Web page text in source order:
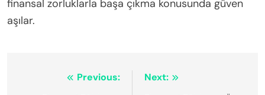
finansal zorluklarla başa çıkma konusunda güven
aşılar.
Previous:
Next: